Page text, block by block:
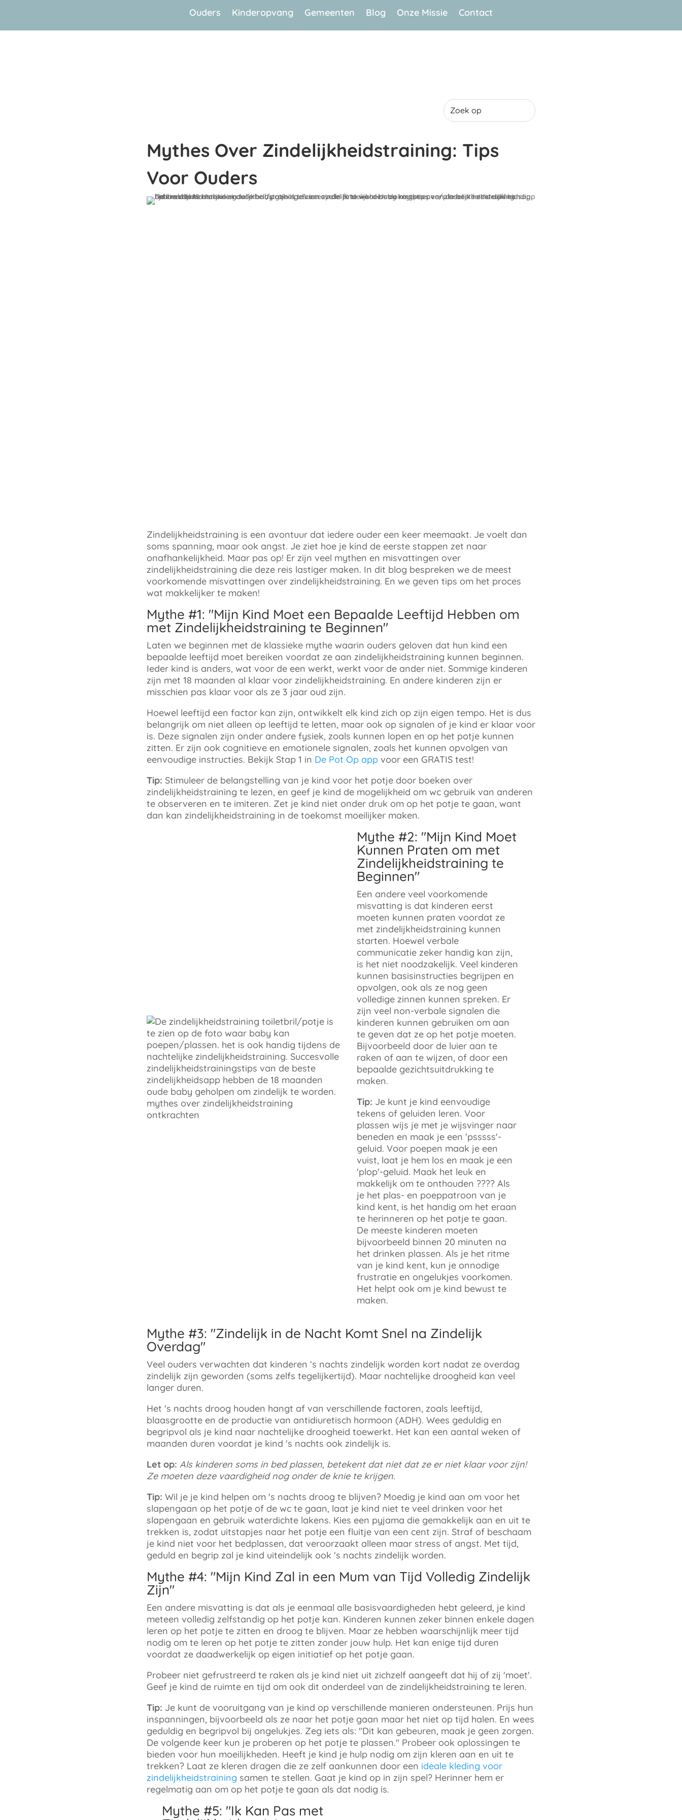
Ouders Kinderopvang Gemeenten Blog Onze Missie Contact
Mythes Over Zindelijkheidstraining: Tips
Voor Ouders
Zindelijkheidstraining is een avontuur dat iedere ouder een keer meemaakt. Je voelt dan
soms spanning, maar ook angst. Je ziet hoe je kind de eerste stappen zet naar
onafhankelijkheid. Maar pas op! Er zijn veel mythen en misvattingen over
zindelijkheidstraining die deze reis lastiger maken. In dit blog bespreken we de meest
voorkomende misvattingen over zindelijkheidstraining. En we geven tips om het proces
wat makkelijker te maken!
Mythe #1: "Mijn Kind Moet een Bepaalde Leeftijd Hebben om
met Zindelijkheidstraining te Beginnen"
Laten we beginnen met de klassieke mythe waarin ouders geloven dat hun kind een
bepaalde leeftijd moet bereiken voordat ze aan zindelijkheidstraining kunnen beginnen.
Ieder kind is anders, wat voor de een werkt, werkt voor de ander niet. Sommige kinderen
zijn met 18 maanden al klaar voor zindelijkheidstraining. En andere kinderen zijn er
misschien pas klaar voor als ze 3 jaar oud zijn.
Hoewel leeftijd een factor kan zijn, ontwikkelt elk kind zich op zijn eigen tempo. Het is dus
belangrijk om niet alleen op leeftijd te letten, maar ook op signalen of je kind er klaar voor
is. Deze signalen zijn onder andere fysiek, zoals kunnen lopen en op het potje kunnen
zitten. Er zijn ook cognitieve en emotionele signalen, zoals het kunnen opvolgen van
eenvoudige instructies. Bekijk Stap 1 in De Pot Op appvoor een GRATIStest!
Tip: Stimuleer de belangstelling van je kind voor het potje door boeken over
zindelijkheidstraining te lezen, en geef je kind de mogelijkheid om wc gebruik van anderen
te observeren en te imiteren. Zet je kind niet onder druk om op het potje te gaan, want
dan kan zindelijkheidstraining in de toekomst moeilijker maken.
Mythe #2: "Mijn Kind Moet
Kunnen Praten om met
Zindelijkheidstraining te
Beginnen"
Een andere veel voorkomende
misvatting is dat kinderen eerst
moeten kunnen praten voordat ze
met zindelijkheidstraining kunnen
starten. Hoewel verbale
communicatie zeker handig kan zijn,
is het niet noodzakelijk. Veel kinderen
kunnen basisinstructies begrijpen en
opvolgen, ook als ze nog geen
volledige zinnen kunnen spreken. Er
zijn veel non-verbale signalen die
kinderen kunnen gebruiken om aan
te geven dat ze op het potje moeten.
Bijvoorbeeld door de luier aan te
raken of aan te wijzen, of door een
bepaalde gezichtsuitdrukking te
maken.
Tip: Je kunt je kind eenvoudige
tekens of geluiden leren. Voor
plassen wijs je met je wijsvinger naar
beneden en maak je een 'psssss'-
geluid. Voor poepen maak je een
vuist, laat je hem los en maak je een
'plop'-geluid. Maak het leuk en
makkelijk om te onthouden ???? Als
je het plas- en poeppatroon van je
kind kent, is het handig om het eraan
te herinneren op het potje te gaan.
De meeste kinderen moeten
bijvoorbeeld binnen 20 minuten na
het drinken plassen. Als je het ritme
van je kind kent, kun je onnodige
frustratie en ongelukjes voorkomen.
Het helpt ook om je kind bewust te
maken.
Mythe #3: "Zindelijk in de Nacht Komt Snel na Zindelijk
Overdag"
Veel ouders verwachten dat kinderen ‘s nachts zindelijk worden kort nadat ze overdag
zindelijk zijn geworden (soms zelfs tegelijkertijd). Maar nachtelijke droogheid kan veel
langer duren.
Het 's nachts droog houden hangt af van verschillende factoren, zoals leeftijd,
blaasgrootte en de productie van antidiuretisch hormoon (ADH). Wees geduldig en
begripvol als je kind naar nachtelijke droogheid toewerkt. Het kan een aantal weken of
maanden duren voordat je kind 's nachts ook zindelijk is.
Let op: Als kinderen soms in bed plassen, betekent dat niet dat ze er niet klaar voor zijn!
Ze moeten deze vaardigheid nog onder de knie te krijgen.
Tip: Wil je je kind helpen om 's nachts droog te blijven? Moedig je kind aan om voor het
slapengaan op het potje of de wc te gaan, laat je kind niet te veel drinken voor het
slapengaan en gebruik waterdichte lakens. Kies een pyjama die gemakkelijk aan en uit te
trekken is, zodat uitstapjes naar het potje een fluitje van een cent zijn. Straf of beschaam
je kind niet voor het bedplassen, dat veroorzaakt alleen maar stress of angst. Met tijd,
geduld en begrip zal je kind uiteindelijk ook 's nachts zindelijk worden.
Mythe #4: "Mijn Kind Zal in een Mum van Tijd Volledig Zindelijk
Zijn"
Een andere misvatting is dat als je eenmaal alle basisvaardigheden hebt geleerd, je kind
meteen volledig zelfstandig op het potje kan. Kinderen kunnen zeker binnen enkele dagen
leren op het potje te zitten en droog te blijven. Maar ze hebben waarschijnlijk meer tijd
nodig om te leren op het potje te zitten zonder jouw hulp. Het kan enige tijd duren
voordat ze daadwerkelijk op eigen initiatief op het potje gaan.
Probeer niet gefrustreerd te raken als je kind niet uit zichzelf aangeeft dat hij of zij 'moet'.
Geef je kind de ruimte en tijd om ook dit onderdeel van de zindelijkheidstraining te leren.
Tip: Je kunt de vooruitgang van je kind op verschillende manieren ondersteunen. Prijs hun
inspanningen, bijvoorbeeld als ze naar het potje gaan maar het niet op tijd halen. En wees
geduldig en begripvol bij ongelukjes. Zeg iets als: "Dit kan gebeuren, maak je geen zorgen.
De volgende keer kun je proberen op het potje te plassen." Probeer ook oplossingen te
bieden voor hun moeilijkheden. Heeft je kind je hulp nodig om zijn kleren aan en uit te
trekken? Laat ze kleren dragen die ze zelf aankunnen door een ideale kleding voor
zindelijkheidstraining samen te stellen. Gaat je kind op in zijn spel? Herinner hem er
regelmatig aan om op het potje te gaan als dat nodig is.
Mythe #5: "Ik Kan Pas met